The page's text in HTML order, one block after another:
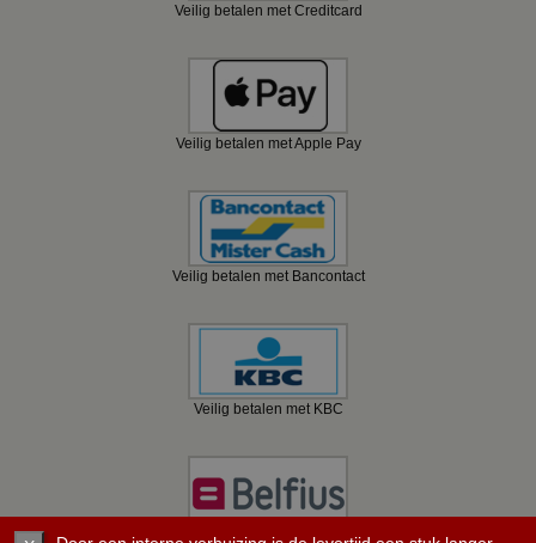
Veilig betalen met Creditcard
Veilig betalen met Apple Pay
Veilig betalen met Bancontact
Veilig betalen met KBC